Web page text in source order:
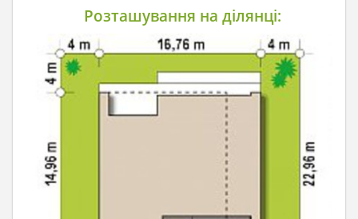
Розташування на ділянці: